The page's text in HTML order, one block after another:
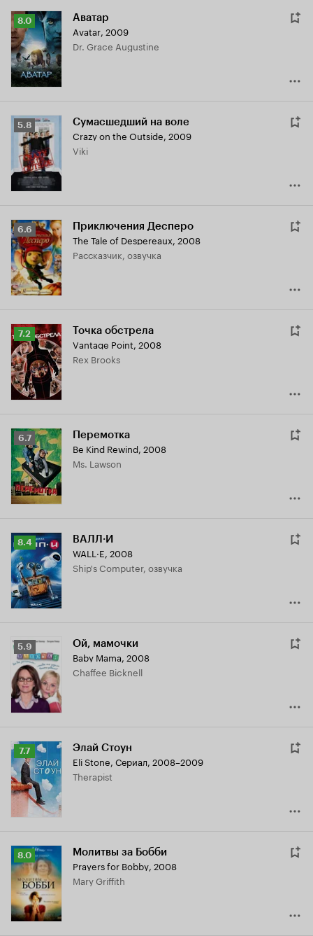
Рейтинг
Кинопоиска
8.0
8.0 Аватар
Avatar, 2009
Dr. Grace Augustine
Рейтинг
Кинопоиска
5.8
5.8 Сумасшедший на воле
Crazy on the Outside, 2009
Viki
Рейтинг
Кинопоиска
6.6
6.6 Приключения Десперо
The Tale of Despereaux, 2008
рассказчик, озвучка
Рейтинг
Кинопоиска
7.2
7.2 Точка обстрела
Vantage Point, 2008
Rex Brooks
Рейтинг
Кинопоиска
6.7
6.7 Перемотка
Be Kind Rewind, 2008
Ms. Lawson
Рейтинг
Кинопоиска
8.4
8.4 ВАЛЛ·И
WALL·E, 2008
Ship's Computer, озвучка
Рейтинг
Кинопоиска
5.9
5.9 Ой, мамочки
Baby Mama, 2008
Chaffee Bicknell
Рейтинг
Кинопоиска
7.7
7.7 Элай Стоун
Eli Stone, Сериал, 2008–2009
Therapist
Рейтинг
Кинопоиска
8.0
8.0 Молитвы за Бобби
Prayers for Bobby, 2008
Mary Griffith